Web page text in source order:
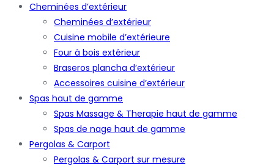
Cheminées d’extérieur
Cheminées d’extérieur
Cuisine mobile d’extérieure
Four à bois extérieur
Braseros plancha d’extérieur
Accessoires cuisine d’extérieur
Spas haut de gamme
Spas Massage & Therapie haut de gamme
Spas de nage haut de gamme
Pergolas & Carport
Pergolas & Carport sur mesure